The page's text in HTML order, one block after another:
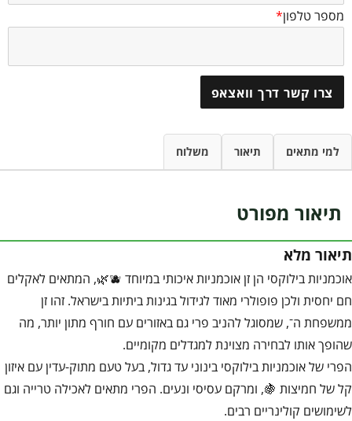
מספר טלפון*
צרו קשר דרך וואצאפ
למי מתאים תיאור משלוח
תיאור מפורט
תיאור מלא
אוכמניות בילוקסי הן זן אוכמניות איכותי במיוחד 🫐🌿, המתאים לאקלים
חם יחסית ולכן פופולרי מאוד לגידול בגינות ביתיות בישראל. זהו זן
ממשפחת ה־, שמסוגל להניב פרי גם באזורים עם חורף מתון יותר, מה
שהופך אותו לבחירה מצוינת למגדלים מקומיים.
הפרי של אוכמניות בילוקסי בינוני עד גדול, בעל טעם מתוק-עדין עם איזון
קל של חמיצות 🍇, ומרקם עסיסי ונעים. הפרי מתאים לאכילה טרייה וגם
לשימושים קולינריים רבים.